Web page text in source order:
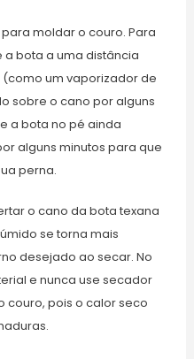
moldar o couro. Para
bota a uma distância
um vaporizador de
sobre o cano por alguns
a bota no pé ainda
alguns minutos para que
perna.
o cano da bota texana
se torna mais
desejado ao secar. No
e nunca use secador
couro, pois o calor seco